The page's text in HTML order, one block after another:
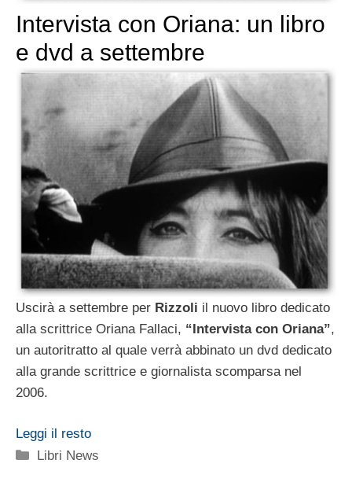
Intervista con Oriana: un libro
e dvd a settembre
Uscirà a settembre per Rizzoli il nuovo libro dedicato
alla scrittrice Oriana Fallaci, “Intervista con Oriana”,
un autoritratto al quale verrà abbinato un dvd dedicato
alla grande scrittrice e giornalista scomparsa nel
2006.
Leggi il resto
Categorie
Libri News